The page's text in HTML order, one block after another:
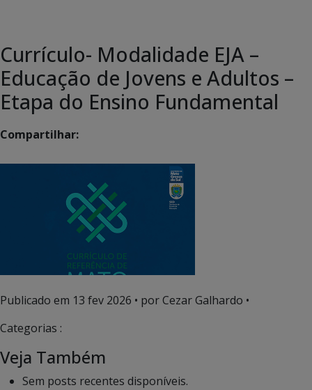
Currículo- Modalidade EJA –
Educação de Jovens e Adultos –
Etapa do Ensino Fundamental
Compartilhar:
Publicado em 13 fev 2026 • por Cezar Galhardo •
Categorias :
Veja Também
Sem posts recentes disponíveis.